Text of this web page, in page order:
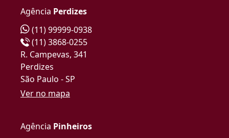
Agência Perdizes
(11) 99999-0938
(11) 3868-0255
R. Campevas, 341
Perdizes
São Paulo - SP
Ver no mapa
Agência Pinheiros